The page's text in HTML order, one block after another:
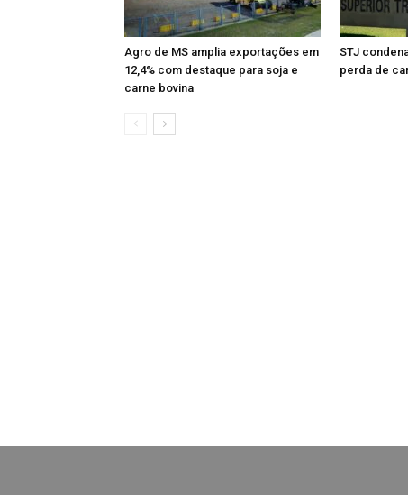
Agro de MS amplia exportações em
12,4% com destaque para soja e
carne bovina
STJ
perda de